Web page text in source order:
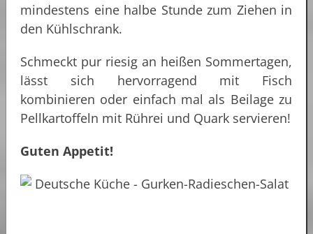
mindestens eine halbe Stunde zum Ziehen in
den Kühlschrank.
Schmeckt pur riesig an heißen Sommertagen,
lässt sich hervorragend mit Fisch
kombinieren oder einfach mal als Beilage zu
Pellkartoffeln mit Rührei und Quark servieren!
Guten Appetit!